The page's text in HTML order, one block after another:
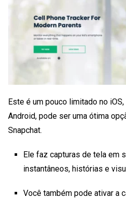
Este é um pouco limitado no
Android, pode ser uma ótima
Snapchat.
Ele faz capturas de tela em
instantâneos, histórias e
Você também pode ativar a